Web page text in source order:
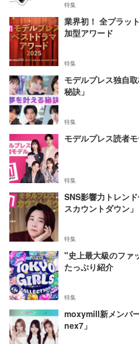
特集
業界初！ 全プラッ
加型アワード
特集
モデルプレス独自
秘訣」
特集
モデルプレス読者
特集
SNS影響力トレン
スカウントダウン」
特集
"史上最大級のファ
たっぷり紹介
特集
moxymill新メンバ
nex7」